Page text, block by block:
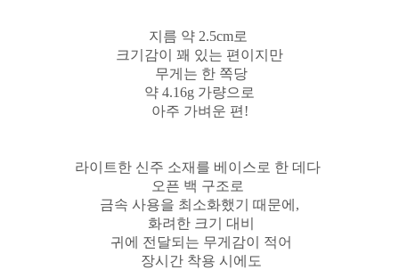
지름 약 2.5cm로
크기감이 꽤 있는 편이지만
무게는 한 쪽당
약 4.16g 가량으로
아주 가벼운 편!
라이트한 신주 소재를 베이스로 한 데다
오픈 백 구조로
금속 사용을 최소화했기 때문에,
화려한 크기 대비
귀에 전달되는 무게감이 적어
장시간 착용 시에도